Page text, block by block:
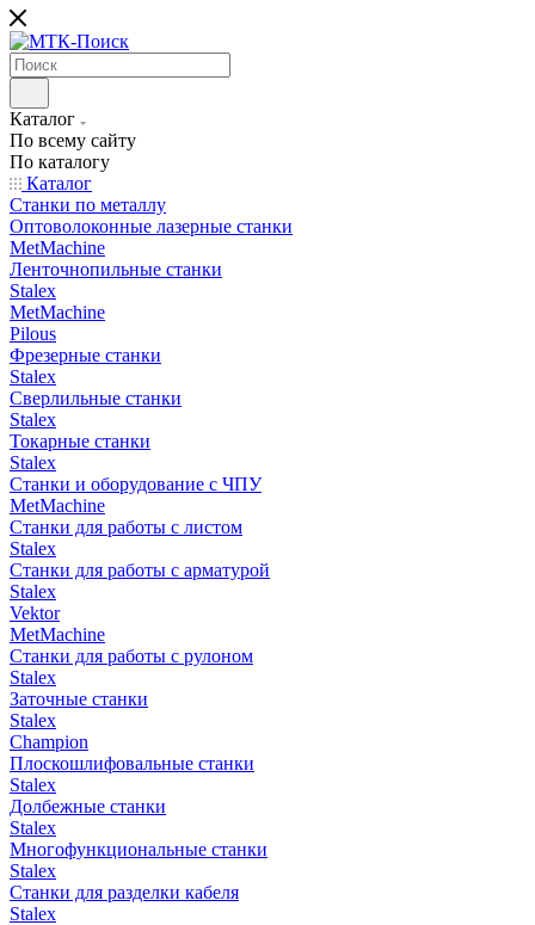
Каталог
По всему сайту
По каталогу
Каталог
Станки по металлу
Оптоволоконные лазерные станки
MetMachine
Ленточнопильные станки
Stalex
MetMachine
Pilous
Фрезерные станки
Stalex
Сверлильные станки
Stalex
Токарные станки
Stalex
Станки и оборудование с ЧПУ
MetMachine
Станки для работы с листом
Stalex
Станки для работы с арматурой
Stalex
Vektor
MetMachine
Станки для работы с рулоном
Stalex
Заточные станки
Stalex
Champion
Плоскошлифовальные станки
Stalex
Долбежные станки
Stalex
Многофункциональные станки
Stalex
Станки для разделки кабеля
Stalex